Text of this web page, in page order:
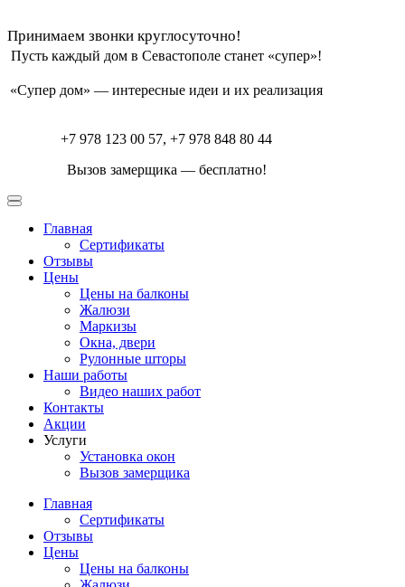
Принимаем звонки круглосуточно!
Пусть каждый дом в Севастополе станет «супер»!
«Супер дом» — интересные идеи и их реализация
+7 978 123 00 57, +7 978 848 80 44
Вызов замерщика — бесплатно!
Главная
Сертификаты
Отзывы
Цены
Цены на балконы
Жалюзи
Маркизы
Окна, двери
Рулонные шторы
Наши работы
Видео наших работ
Контакты
Акции
Услуги
Установка окон
Вызов замерщика
Главная
Сертификаты
Отзывы
Цены
Цены на балконы